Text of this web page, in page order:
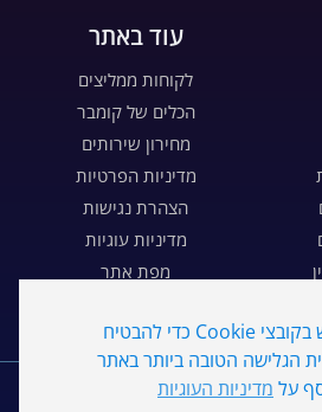
עוד באתר
לקוחות ממליצים
הכלים של קומבר
מחירון שירותים
מדיניות הפרטיות
הצהרת נגישות
מדיניות עוגיות
מפת אתר
WE
אתר זה משתמש בקובצי Cookie כדי להבטיח
הגלישה הטובה ביותר באתר
על מדיניות העוגיות